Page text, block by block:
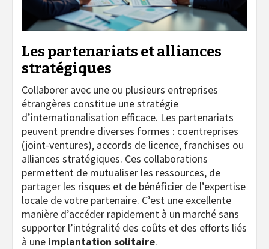
Les partenariats et alliances
stratégiques
Collaborer avec une ou plusieurs entreprises
étrangères constitue une stratégie
d’internationalisation efficace. Les partenariats
peuvent prendre diverses formes : coentreprises
(joint-ventures), accords de licence, franchises ou
alliances stratégiques. Ces collaborations
permettent de mutualiser les ressources, de
partager les risques et de bénéficier de l’expertise
locale de votre partenaire. C’est une excellente
manière d’accéder rapidement à un marché sans
supporter l’intégralité des coûts et des efforts liés
à une implantation solitaire.